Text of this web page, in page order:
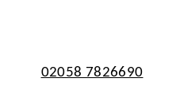
02058 7826690